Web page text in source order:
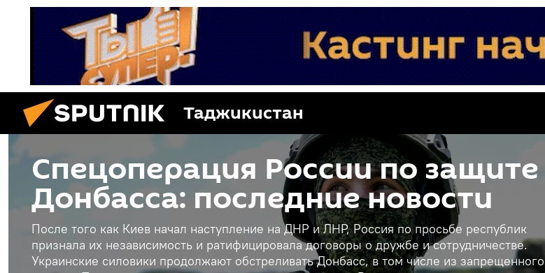
Таджикистан
Спецоперация России по защите
Донбасса: последние новости
После того как Киев начал наступление на ДНР и ЛНР, Россия по просьбе республик
признала их независимость и ратифицировала договоры о дружбе и сотрудничестве.
Украинские силовики продолжают обстреливать Донбасс, в том числе из запрещенного